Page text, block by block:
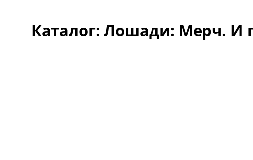
Каталог: Лошади: Мерч. И